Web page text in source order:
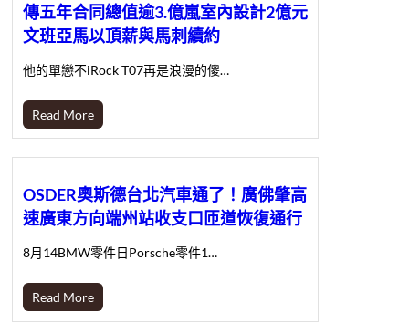
傳五年合同總值逾3.億嵐室內設計2億元
文班亞馬以頂薪與馬刺續約
他的單戀不iRock T07再是浪漫的傻…
Read More
OSDER奧斯德台北汽車通了！廣佛肇高
速廣東方向端州站收支口匝道恢復通行
8月14BMW零件日Porsche零件1…
Read More